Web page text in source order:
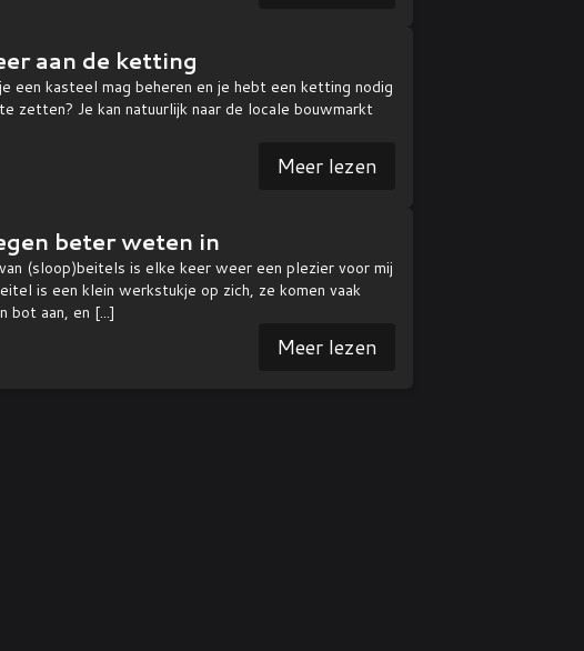
aan de ketting
een kasteel mag beheren en je hebt een ketting nodig
zetten? Je kan natuurlijk naar de locale bouwmarkt
Meer lezen
beter weten in
(sloop)beitels is elke keer weer een plezier voor mij
is een klein werkstukje op zich, ze komen vaak
bot aan, en [...]
Meer lezen